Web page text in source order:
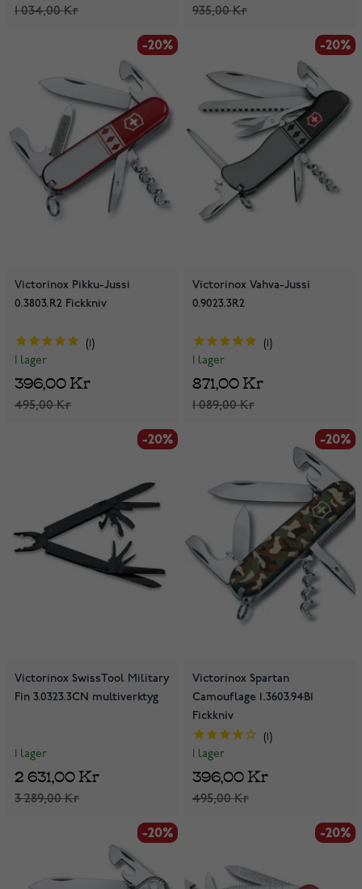
1 034,00 Kr 935,00 Kr
-20%
-20%
Victorinox Pikku-Jussi
0.3803.R2 Fickkniv
I lager
495,00 Kr
396,00 Kr
-20%
-20%
Victorinox Vahva-Jussi
0.9023.3R2
I lager
1 089,00 Kr
871,00 Kr
-20%
-20%
Victorinox SwissTool Military
Fin 3.0323.3CN multiverktyg
I lager
3 289,00 Kr
2 631,00 Kr
-20%
-20%
Victorinox Spartan
Camouflage 1.3603.94B1
Fickkniv
I lager
495,00 Kr
396,00 Kr
-20%
-20% -20%
-20%